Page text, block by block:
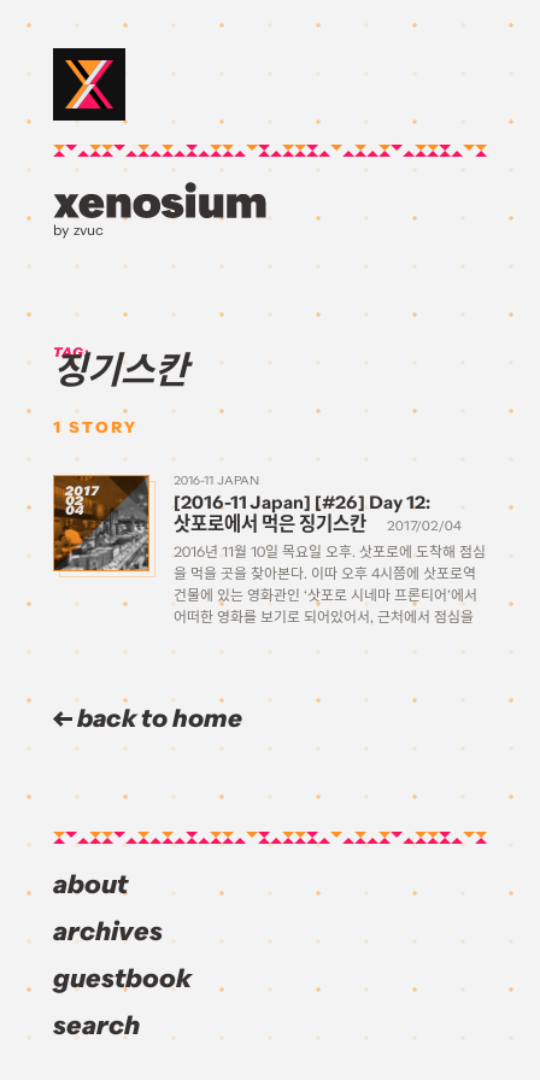
by zvuc
TAG:
징기스칸
1 STORY
2017
02
04
2016-11 JAPAN
[2016-11 Japan] [#26] Day 12:
삿포로에서 먹은 징기스칸
2017/02/04
2016년 11월 10일 목요일 오후. 삿포로에 도착해 점심
을 먹을 곳을 찾아본다. 이따 오후 4시쯤에 삿포로역
건물에 있는 영화관인 ‘삿포로 시네마 프론티어’에서
어떠한 영화를 보기로 되어있어서, 근처에서 점심을
back to home
about
archives
guestbook
search